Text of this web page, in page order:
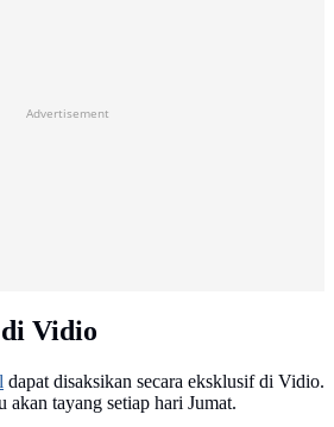
Advertisement
Vidio
dapat disaksikan secara eksklusif di Vidio.
akan tayang setiap hari Jumat.